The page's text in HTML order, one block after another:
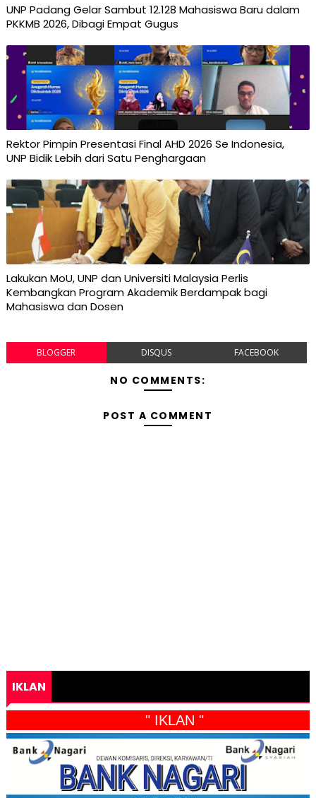
UNP Padang Gelar Sambut 12.128 Mahasiswa Baru dalam
PKKMB 2026, Dibagi Empat Gugus
Rektor Pimpin Presentasi Final AHD 2026 Se Indonesia,
UNP Bidik Lebih dari Satu Penghargaan
Lakukan MoU, UNP dan Universiti Malaysia Perlis
Kembangkan Program Akademik Berdampak bagi
Mahasiswa dan Dosen
BLOGGER DISQUS FACEBOOK
NO COMMENTS:
POST A COMMENT
IKLAN
" IKLAN "